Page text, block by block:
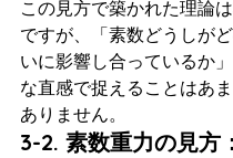
この見方で築かれた理論
ですが、「素数どうしが
いに影響し合っているか
な直感で捉えることはあ
ありません。
3-2. 素数重力の見方